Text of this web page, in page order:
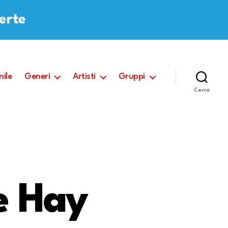
Generi Artisti Gruppi
Cerca
Hay